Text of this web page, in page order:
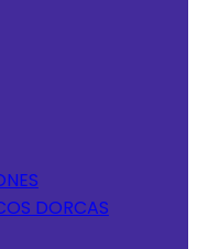
DORCAS